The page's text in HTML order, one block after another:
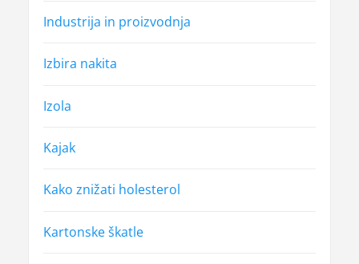
Industrija in proizvodnja
Izbira nakita
Izola
Kajak
Kako znižati holesterol
Kartonske škatle